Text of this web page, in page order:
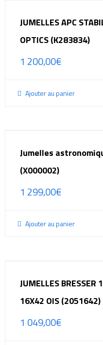
JUMELLES APC
OPTICS (K283834)
1 200,00€
Ajouter au panier
Jumelles
(X000002)
1 299,00€
Ajouter au panier
JUMELLES BRESSER
16X42 OIS (2051642)
1 049,00€